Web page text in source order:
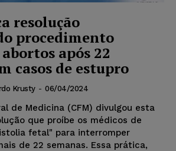
resolução
procedimento
após 22
casos de estupro
Krusty - 06/04/2024
de Medicina (CFM) divulgou esta
que proíbe os médicos de
fetal" para interromper
de 22 semanas. Essa prática,